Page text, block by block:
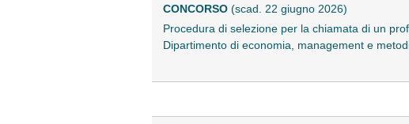
CONCORSO (scad. 22 giugno 2026)
Procedura di selezione per la chiamata di un
Dipartimento di economia, management e